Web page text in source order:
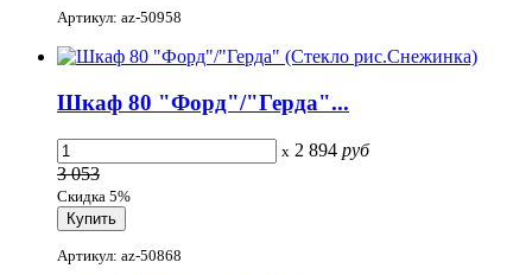
Артикул: az-50958
Шкаф 80 "Форд"/"Герда"...
x 2 894 руб
3 053
Скидка 5%
Артикул: az-50868